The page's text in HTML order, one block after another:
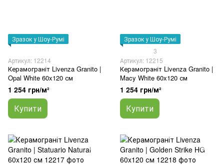
Зразок у Шоу-Румі
Артикул: 12214
Керамограніт Livenza Granito |
Opal White 60x120 см
1 254 грн/м²
Купити
Зразок у Шоу-Румі
3
Артикул: 12215
Керамограніт Livenza Granito |
Macy White 60x120 см
1 254 грн/м²
Купити